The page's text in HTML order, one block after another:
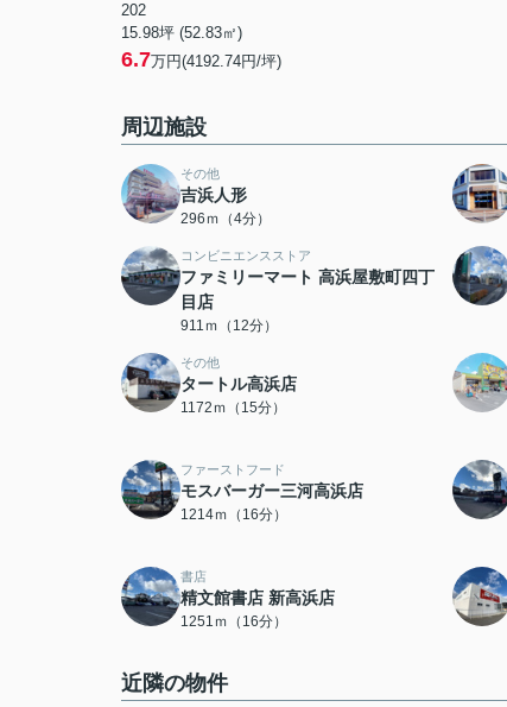
202
15.98坪 (52.83㎡)
6.7万円(4192.74円/坪)
周辺施設
その他
吉浜人形
296ｍ（4分）
コンビニエンスストア
ファミリーマート 高浜屋敷町四丁
目店
911ｍ（12分）
その他
タートル高浜店
1172ｍ（15分）
ファーストフード
モスバーガー三河高浜店
1214ｍ（16分）
書店
精文館書店 新高浜店
1251ｍ（16分）
近隣の物件